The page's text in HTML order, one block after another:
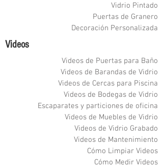
Vidrio Pintado
Puertas de Granero
Decoración Personalizada
Videos
Videos de Puertas para Baño
Videos de Barandas de Vidrio
Videos de Cercas para Piscina
Videos de Bodegas de Vidrio
Escaparates y particiones de oficina
Videos de Muebles de Vidrio
Videos de Vidrio Grabado
Videos de Mantenimiento
Cómo Limpiar Videos
Cómo Medir Videos